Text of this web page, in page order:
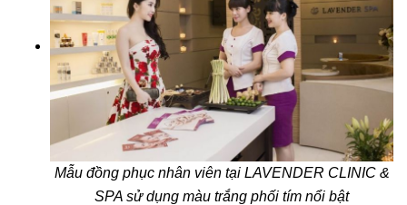
Mẫu đồng phục nhân viên tại LAVENDER CLINIC &
SPA sử dụng màu trắng phối tím nổi bật